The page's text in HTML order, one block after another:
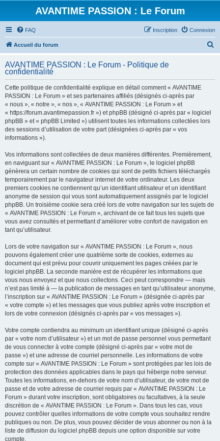
AVANTIME PASSION : Le Forum
FAQ Connexion
Inscription
Accueil du forum
h
AVANTIME PASSION : Le Forum - Politique de
confidentialité
Cette politique de confidentialité explique en détail comment « AVANTIME
PASSION : Le Forum » et ses partenaires affiliés (désignés ci-après par
« nous », « notre », « nos », « AVANTIME PASSION : Le Forum » et
« https://forum.avantimepassion.fr ») et phpBB (désigné ci-après par « logiciel
phpBB » et « phpBB Limited ») utilisent toutes les informations collectées lors
des sessions d’utilisation de votre part (désignées ci-après par « vos
informations »).
Vos informations sont collectées de deux manières différentes. Premièrement,
en naviguant sur « AVANTIME PASSION : Le Forum », le logiciel phpBB
génèrera un certain nombre de cookies qui sont de petits fichiers téléchargés
temporairement par le navigateur internet de votre ordinateur. Les deux
premiers cookies ne contiennent qu’un identifiant utilisateur et un identifiant
anonyme de session qui vous sont automatiquement assignés par le logiciel
phpBB. Un troisième cookie sera créé lors de votre navigation sur les sujets de
« AVANTIME PASSION : Le Forum », archivant de ce fait tous les sujets que
vous avez consultés et permettant d’améliorer votre confort de navigation en
tant qu’utilisateur.
Lors de votre navigation sur « AVANTIME PASSION : Le Forum », nous
pouvons également créer une quatrième sorte de cookies, externes au
document qui est prévu pour couvrir uniquement les pages créées par le
logiciel phpBB. La seconde manière est de récupérer les informations que
vous nous envoyez et que nous collectons. Ceci peut correspondre — mais
n’est pas limité à — la publication de messages en tant qu’utilisateur anonyme,
l’inscription sur « AVANTIME PASSION : Le Forum » (désignée ci-après par
« votre compte ») et les messages que vous publiez après votre inscription et
lors de votre connexion (désignés ci-après par « vos messages »).
Votre compte contiendra au minimum un identifiant unique (désigné ci-après
par « votre nom d’utilisateur ») et un mot de passe personnel vous permettant
de vous connecter à votre compte (désigné ci-après par « votre mot de
passe ») et une adresse de courriel personnelle. Les informations de votre
compte sur « AVANTIME PASSION : Le Forum » sont protégées par les lois de
protection des données applicables dans le pays qui héberge notre serveur.
Toutes les informations, en-dehors de votre nom d’utilisateur, de votre mot de
passe et de votre adresse de courriel requis par « AVANTIME PASSION : Le
Forum » durant votre inscription, sont obligatoires ou facultatives, à la seule
discrétion de « AVANTIME PASSION : Le Forum ». Dans tous les cas, vous
pouvez contrôler quelles informations de votre compte vous souhaitez rendre
publiques ou non. De plus, vous pouvez décider de vous abonner ou non à la
liste de diffusion du logiciel phpBB depuis une option disponible sur votre
compte.